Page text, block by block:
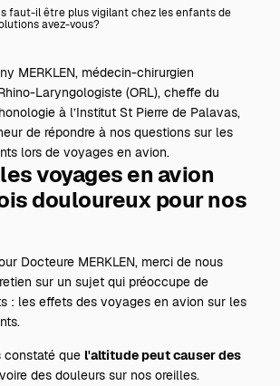
faut-il être plus vigilant chez les enfants de
avez-vous?
MERKLEN, médecin-chirurgien
Laryngologiste (ORL), cheffe du
à l’Institut St Pierre de Palavas,
de répondre à nos questions sur les
lors de voyages en avion.
voyages en avion
douloureux pour nos
Docteure MERKLEN, merci de nous
sur un sujet qui préoccupe de
: les effets des voyages en avion sur les
constaté que l'altitude peut causer des
des douleurs sur nos oreilles.